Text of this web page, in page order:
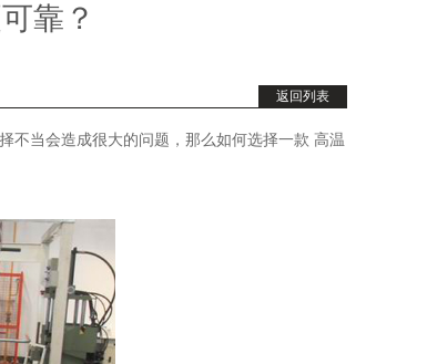
靠？
返回列表
不当会造成很大的问题，那么如何选择一款 高温